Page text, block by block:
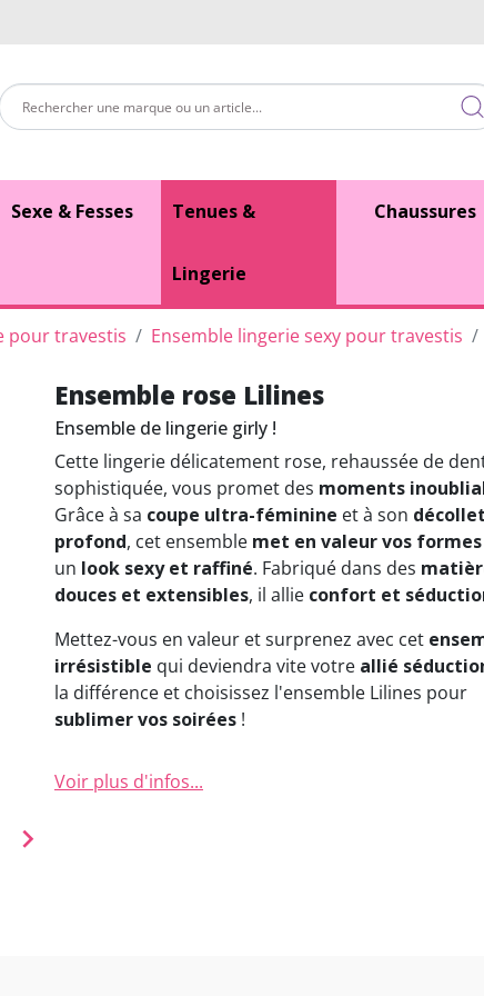
Sexe & Fesses Tenues &
Lingerie
Chaussures
pour travestis Ensemble lingerie sexy pour travestis

Ensemble rose Lilines
Ensemble de lingerie girly !
Cette lingerie délicatement rose, rehaussée de
sophistiquée, vous promet des moments
Grâce à sa coupe ultra-féminine et à son
profond, cet ensemble met en valeur vos formes
un look sexy et raffiné. Fabriqué dans des
douces et extensibles, il allie confort et
Mettez-vous en valeur et surprenez avec cet
irrésistible qui deviendra vite votre allié
la différence et choisissez l'ensemble Lilines pour
sublimer vos soirées!
Voir plus d'infos...